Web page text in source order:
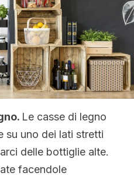
Le casse di legno
su uno dei lati stretti
delle bottiglie alte.
facendole